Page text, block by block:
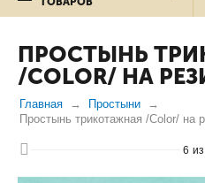
ПРОСТЫНЬ
/COLOR/ НА
Главная
Простыни
Простынь трикотажная /Color/ на
6 из